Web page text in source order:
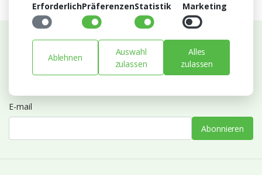
Abonnieren Sie unseren Newsletter
Bleiben Sie auf dem Laufenden mit Neuigkeiten und
E-mail
Abonnieren
ErforderlichPräferenzenStatistik Marketing
Ablehnen
Auswahl
zulassen
Alles
zulassen